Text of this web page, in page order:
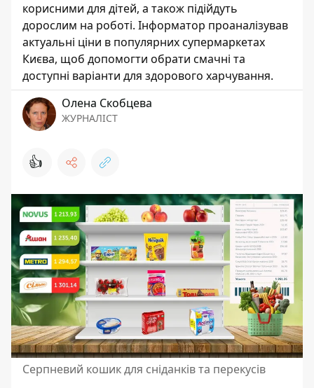
корисними для дітей, а також підійдуть
дорослим на роботі. Інформатор проаналізував
актуальні ціни в популярних супермаркетах
Києва, щоб допомогти обрати смачні та
доступні варіанти для здорового харчування.
Олена Скобцева
ЖУРНАЛІСТ
👍
Серпневий кошик для сніданків та перекусів